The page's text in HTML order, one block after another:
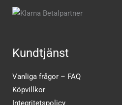
Kundtjänst
Vanliga frågor – FAQ
Köpvillkor
Integritetspolicy